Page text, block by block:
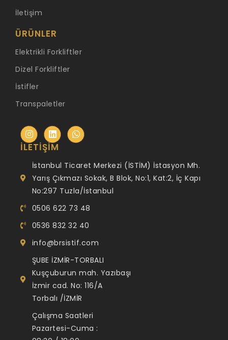
İletişim
ÜRÜNLER
Elektrikli Forkliftler
Dizel Forkliftler
İstifler
Transpaletler
İLETIŞIM
İstanbul Ticaret Merkezi (İSTİM) İstasyon Mh.
Yarış Çıkmazı Sokak, B Blok, No:1, Kat:2, İç Kapı
No:297 Tuzla/İstanbul
0506 622 73 48
0536 832 32 40
info@brsistif.com
ŞUBE İZMİR-TORBALI
Kuşçuburun mah. Yazıbaşı
İzmir cad. No: 116/A
Torbalı /İZMİR
Çalışma Saatleri
Pazartesi-Cuma :